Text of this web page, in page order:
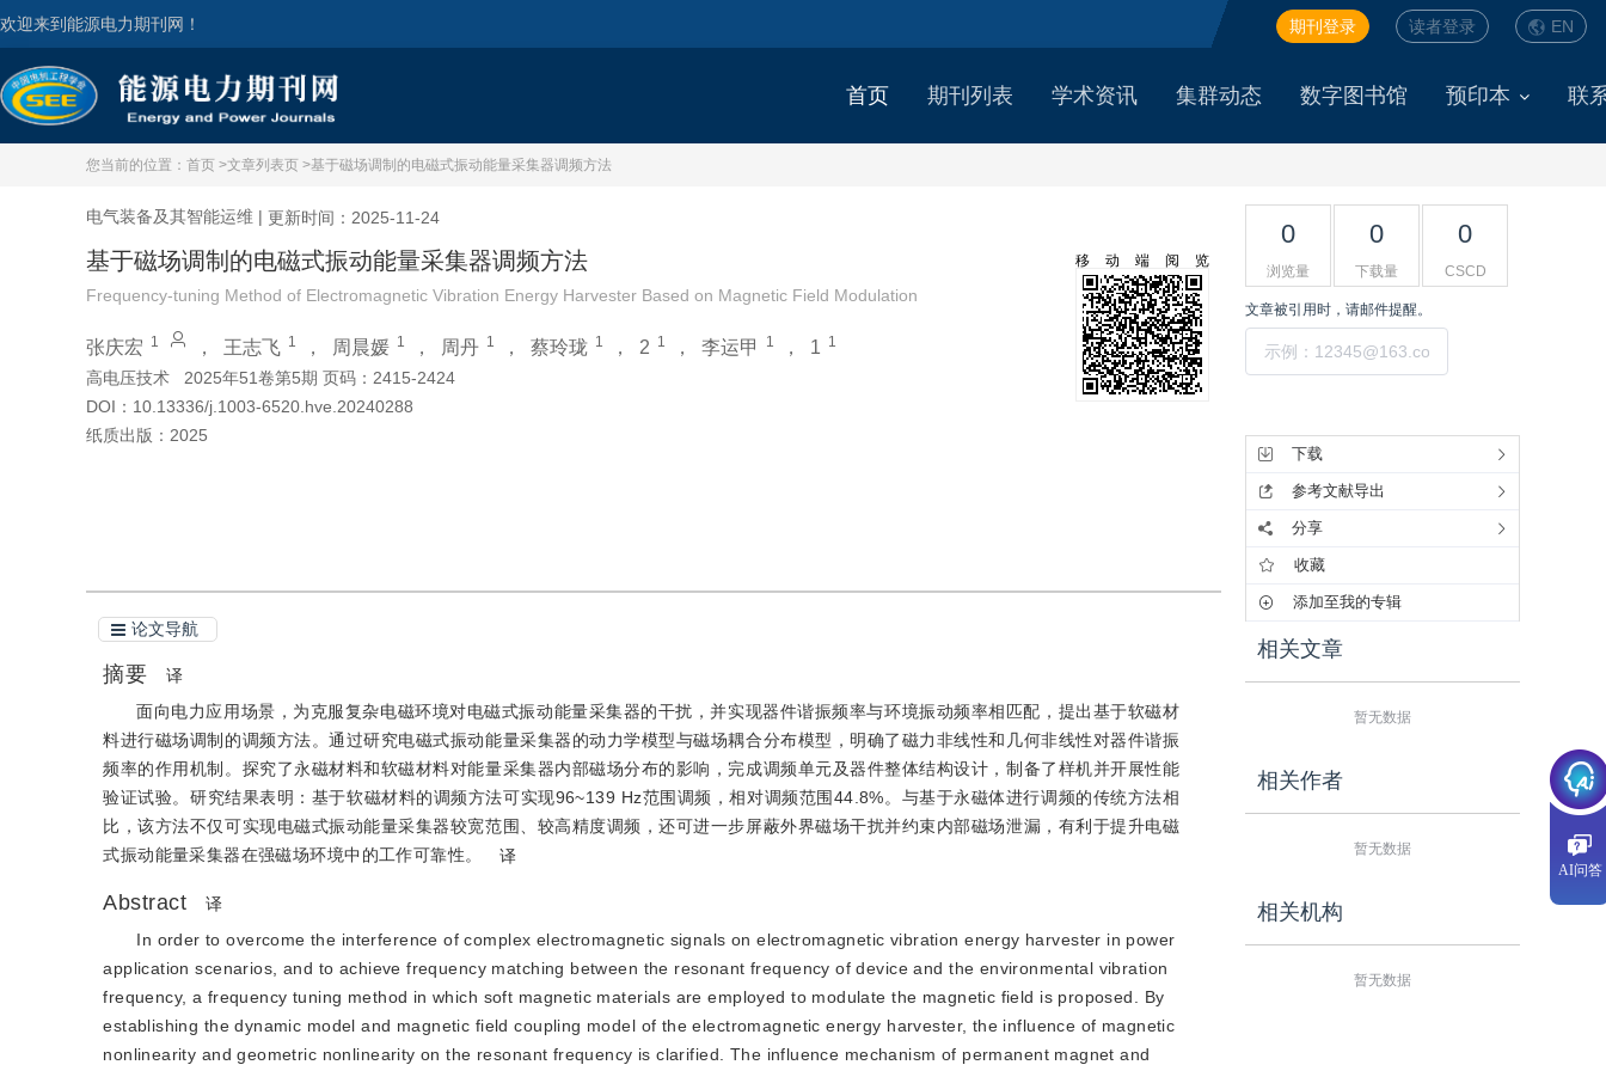
欢迎来到能源电力期刊网！ EN
读者登录
期刊登录
首页 期刊列表 学术资讯 集群动态 数字图书馆 预印本 联
您当前的位置： 首页 >文章列表页 >基于磁场调制的电磁式振动能量采集器调频方法
电气装备及其智能运维 | 更新时间：2025-11-24
基于磁场调制的电磁式振动能量采集器调频方法
Frequency-tuning Method of Electromagnetic Vibration Energy Harvester Based on Magnetic Field Modulation
张庆宏 1 ， 王志飞 1 ， 周晨媛 1 ， 周丹 1 ， 蔡玲珑 1 ， 2 1 ， 李运甲 1 ， 1 1
高电压技术
2025年51卷第5期 页码：2415-2424
DOI： 10.13336/j.1003-6520.hve.20240288
纸质出版： 2025
移动端阅览
论文导航
摘要
译
面向电力应用场景，为克服复杂电磁环境对电磁式振动能量采集器的干扰，并实现器件谐振频率与环境振动频率相匹配，提出基于软磁材
料进行磁场调制的调频方法。通过研究电磁式振动能量采集器的动力学模型与磁场耦合分布模型，明确了磁力非线性和几何非线性对器件谐振
频率的作用机制。探究了永磁材料和软磁材料对能量采集器内部磁场分布的影响，完成调频单元及器件整体结构设计，制备了样机并开展性能
验证试验。研究结果表明：基于软磁材料的调频方法可实现96~139 Hz范围调频，相对调频范围44.8%。与基于永磁体进行调频的传统方法相
比，该方法不仅可实现电磁式振动能量采集器较宽范围、较高精度调频，还可进一步屏蔽外界磁场干扰并约束内部磁场泄漏，有利于提升电磁
式振动能量采集器在强磁场环境中的工作可靠性。
译
Abstract
译
In order to overcome the interference of complex electromagnetic signals on electromagnetic vibration energy harvester in power
application scenarios, and to achieve frequency matching between the resonant frequency of device and the environmental vibration
frequency, a frequency tuning method in which soft magnetic materials are employed to modulate the magnetic field is proposed. By
establishing the dynamic model and magnetic field coupling model of the electromagnetic energy harvester, the influence of magnetic
nonlinearity and geometric nonlinearity on the resonant frequency is clarified. The influence mechanism of permanent magnet and
0
浏览量
0
下载量
0
CSCD
文章被引用时，请邮件提醒。
下载
参考文献导出
分享
收藏
添加至我的专辑
相关文章
暂无数据
相关作者
暂无数据
相关机构
暂无数据
AI问答